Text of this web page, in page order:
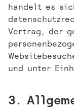
handelt es
Vertrag, der
und unter
3.